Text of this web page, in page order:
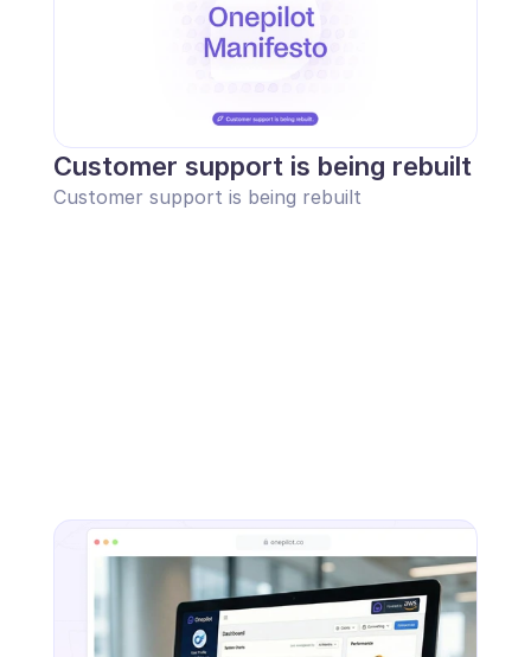
Customer support is being rebuilt
Customer support is being rebuilt